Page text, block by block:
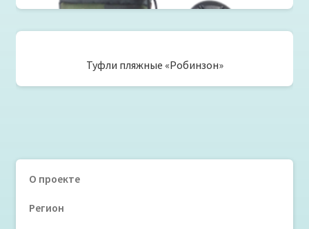
Туфли пляжные «Робинзон»
О проекте
Регион